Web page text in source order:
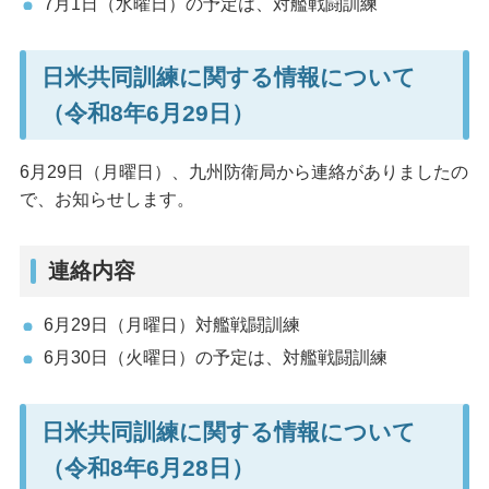
日米共同訓練に関する情報について
（令和8年6月29日）
6月29日（月曜日）、九州防衛局から連絡がありましたの
で、お知らせします。
連絡内容
6月29日（月曜日）対艦戦闘訓練
6月30日（火曜日）の予定は、対艦戦闘訓練
日米共同訓練に関する情報について
（令和8年6月28日）